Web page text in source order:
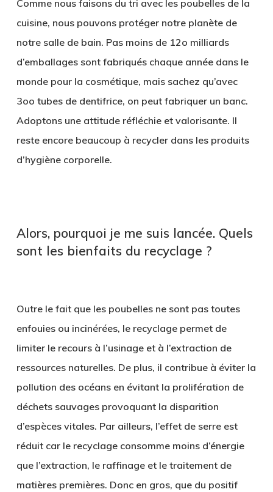
Comme nous faisons du tri avec les poubelles de la
cuisine, nous pouvons protéger notre planète de
notre salle de bain. Pas moins de 12o milliards
d’emballages sont fabriqués chaque année dans le
monde pour la cosmétique, mais sachez qu’avec
3oo tubes de dentifrice, on peut fabriquer un banc.
Adoptons une attitude réfléchie et valorisante. Il
reste encore beaucoup à recycler dans les produits
d’hygiène corporelle.
Alors, pourquoi je me suis lancée. Quels
sont les bienfaits du recyclage ?
Outre le fait que les poubelles ne sont pas toutes
enfouies ou incinérées, le recyclage permet de
limiter le recours à l’usinage et à l’extraction de
ressources naturelles. De plus, il contribue à éviter la
pollution des océans en évitant la prolifération de
déchets sauvages provoquant la disparition
d’espèces vitales. Par ailleurs, l’effet de serre est
réduit car le recyclage consomme moins d’énergie
que l’extraction, le raffinage et le traitement de
matières premières. Donc en gros, que du positif